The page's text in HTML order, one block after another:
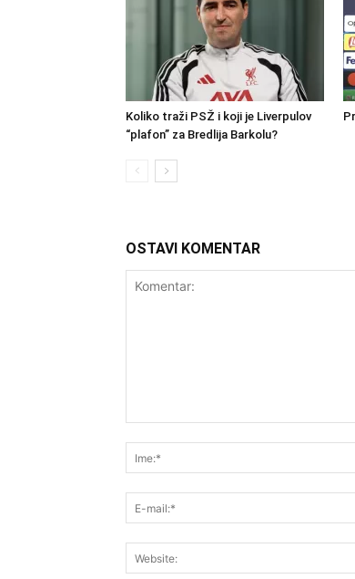
Koliko traži PSŽ i koji je Liverpulov
“plafon” za Bredlija Barkolu?
OSTAVI KOMENTAR